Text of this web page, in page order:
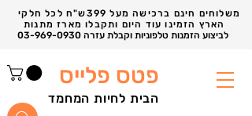
משלוחים חינם ברכישה מעל 399ש"ח לכל חלקי
פטס פלייס
הבית לחיות המחמד